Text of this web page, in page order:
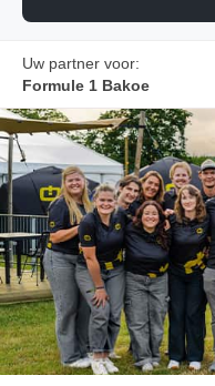
Uw partner voor:
Formule 1 Bakoe